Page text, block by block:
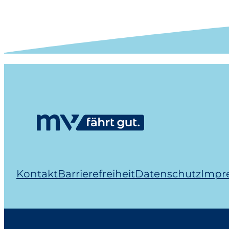
KontaktBarrierefreiheitDatenschutz